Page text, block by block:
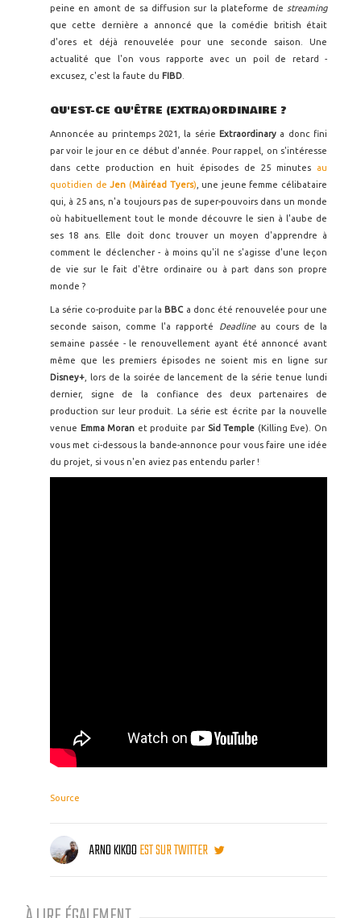
peine en amont de sa diffusion sur la plateforme de streaming
que cette dernière a annoncé que la comédie british était
d'ores et déjà renouvelée pour une seconde saison. Une
actualité que l'on vous rapporte avec un poil de retard -
excusez, c'est la faute du FIBD
QU'EST-CE QU'ÊTRE (EXTRA)ORDINAIRE ?
Annoncée au printemps 2021, la série Extraordinary a donc fini
par voir le jour en ce début d'année. Pour rappel, on s'intéresse
dans cette production en huit épisodes de 25 minutes au
quotidien deJen (Màiréad Tyers) , une jeune femme célibataire
qui, à 25 ans, n'a toujours pas de super-pouvoirs dans un monde
où habituellement tout le monde découvre le sien à l'aube de
ses 18 ans. Elle doit donc trouver un moyen d'apprendre à
comment le déclencher - à moins qu'il ne s'agisse d'une leçon
de vie sur le fait d'être ordinaire ou à part dans son propre
monde ?
La série co-produite par la BBC a donc été renouvelée pour une
seconde saison, comme l'a rapporté
Deadline au cours de la
semaine passée - le renouvellement ayant été annoncé avant
même que les premiers épisodes ne soient mis en ligne sur
Disney+ , lors de la soirée de lancement de la série tenue lundi
dernier, signe de la confiance des deux partenaires de
production sur leur produit. La série est écrite par la nouvelle
venue Emma Moran et produite par Sid Temple (Killing Eve). On
vous met ci-dessous la bande-annonce pour vous faire une idée
du projet, si vous n'en aviez pas entendu parler !
Source
ARNO KIKOOEST SUR TWITTER